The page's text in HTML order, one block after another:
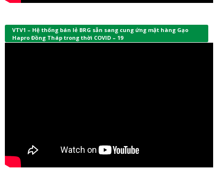
VTV1 – Hệ thống bán lẻ BRG sẵn sang cung ứng mặt hàng Gạo
Hapro Đồng Tháp trong thời COVID – 19